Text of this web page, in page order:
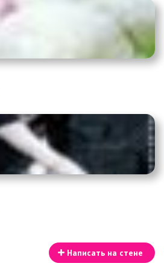
Написать на стене